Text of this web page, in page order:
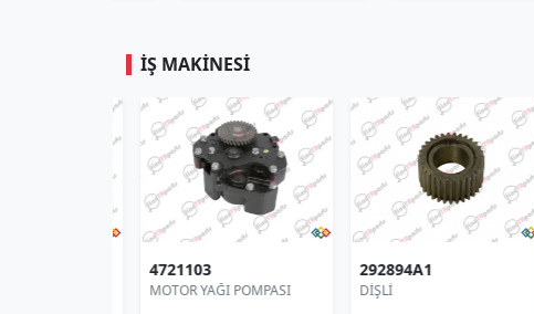
İŞ MAKINESI
84241615
BURÇ
4721103
MOTOR YAĞI POMPASI